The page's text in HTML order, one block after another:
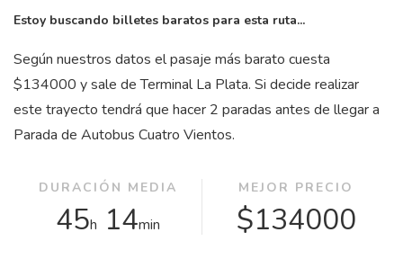
Estoy buscando billetes baratos para esta ruta...
Según nuestros datos el pasaje más barato cuesta
$134000 y sale de Terminal La Plata. Si decide realizar
este trayecto tendrá que hacer 2 paradas antes de llegar a
Parada de Autobus Cuatro Vientos.
DURACIÓN MEDIA
45h 14min
MEJOR PRECIO
$134000